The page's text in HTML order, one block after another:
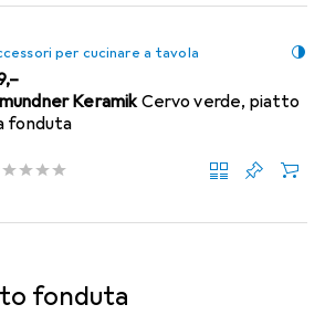
per cucinare a tavola
KeramikCervo verde, piatto
fonduta
fonduta